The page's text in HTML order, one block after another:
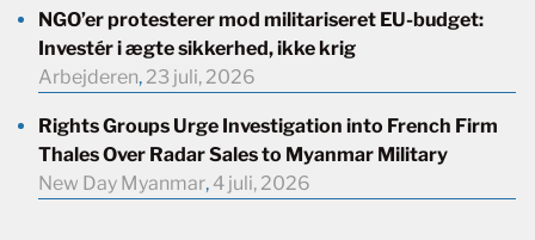
NGO’er protesterer mod militariseret EU-budget:
Investér i ægte sikkerhed, ikke krig
Arbejderen, 23 juli, 2026
Rights Groups Urge Investigation into French Firm
Thales Over Radar Sales to Myanmar Military
New Day Myanmar, 4 juli, 2026